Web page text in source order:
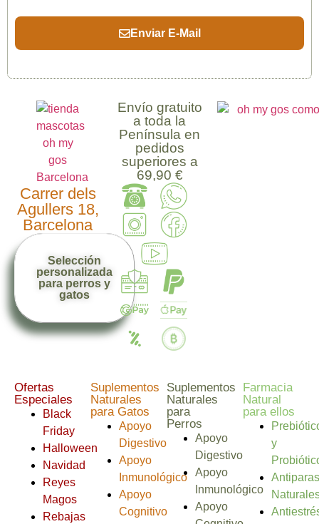
Enviar E-Mail
Carrer dels
Agullers 18,
Barcelona
Selección
personalizada
para perros y
gatos
Envío gratuito
a toda la
Península en
pedidos
superiores a
69,90 €
Ofertas
Especiales
Black
Friday
Halloween
Navidad
Reyes
Magos
Rebajas
Suplementos
Naturales
para Gatos
Apoyo
Digestivo
Apoyo
Inmunológico
Apoyo
Cognitivo
Suplementos
Naturales
para
Perros
Apoyo
Digestivo
Apoyo
Inmunológico
Apoyo
Farmacia
Natural
para ellos
y